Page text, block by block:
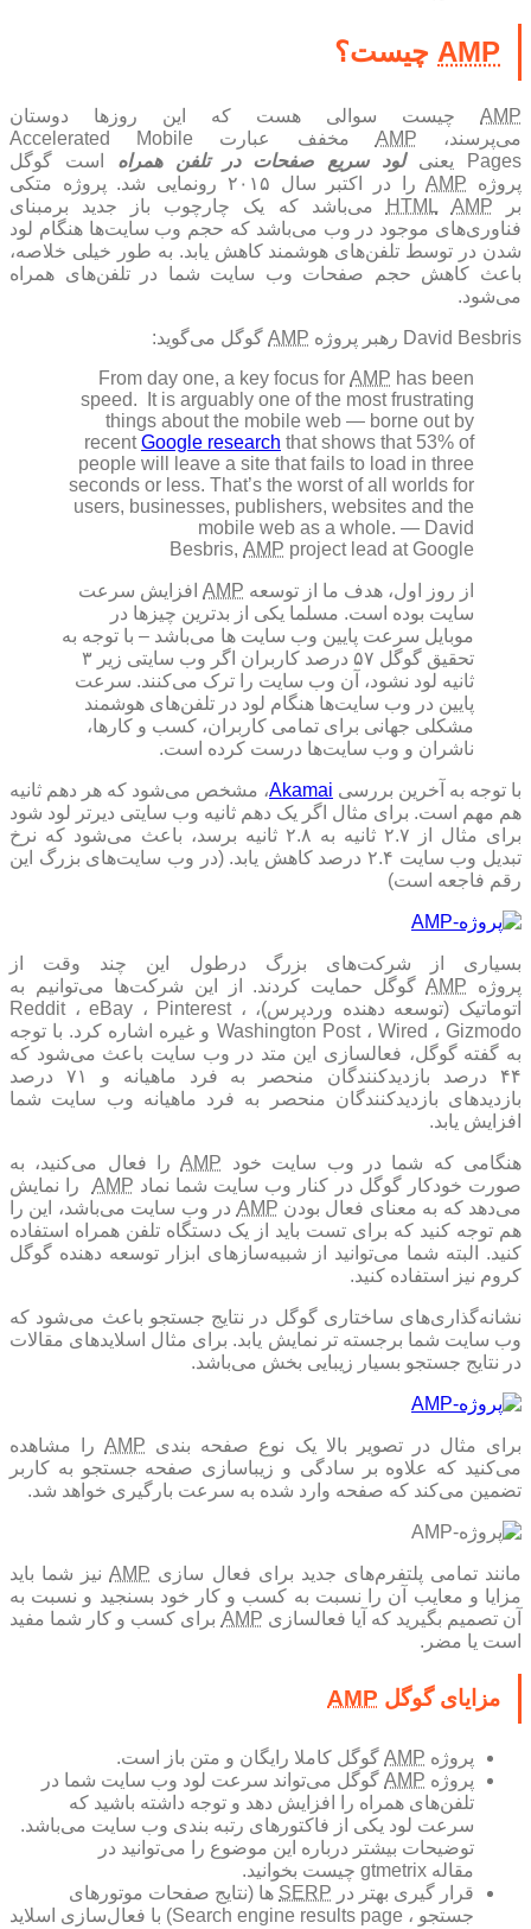
AMPچیست؟
AMPچیست سوالی هست که این روزها دوستان
می‌پرسند،
AMP
مخفف عبارت Accelerated Mobile
Pages یعنی
لود سریع صفحات در تلفن همراهاست گوگل
پروژه AMP
را در اکتبر سال ۲۰۱۵ رونمایی شد. پروژه متکی
بر
HTML AMP
می‌باشد که یک چارچوب باز جدید بر‌مبنای
فناوری‌های موجود در وب می‌باشد که حجم وب سایت‌ها هنگام لود
شدن در توسط تلفن‌های هوشمند کاهش یابد. به طور خیلی خلاصه،
باعث کاهش حجم صفحات وب سایت شما در تلفن‌های همراه
می‌شود.
David Besbris رهبر پروژه AMPگوگل می‌گوید:
From day one, a key focus forAMPhas been
speed. It is arguably one of the most frustrating
things about the mobile web — borne out by
recentGoogle researchthat shows that 53% of
people will leave a site that fails to load in three
seconds or less. That’s the worst of all worlds for
users, businesses, publishers, websites and the
mobile web as a whole. — David
Besbris,AMPproject lead at Google
از روز اول، هدف ما از توسعهAMPافزایش سرعت
سایت بوده است. مسلما یکی از بدترین چیز‌ها در
موبایل سرعت پایین وب سایت ها می‌باشد – با توجه به
ثانیه لود نشود، آن وب سایت را ترک می‌کنند. سرعت
پایین در وب سایت‌ها هنگام لود در تلفن‌های هوشمند
مشکلی جهانی برای تمامی کاربران، کسب و کار‌ها،
ناشران و وب سایت‌ها درست کرده است.
با توجه به آخرین بررسی Akamai، مشخص می‌شود که هر دهم ثانیه
هم مهم است. برای مثال اگر یک دهم ثانیه وب سایتی دیرتر لود شود
برای مثال از ۲.۷ ثانیه به ۲.۸ ثانیه برسد، باعث می‌شود که نرخ
تبدیل وب سایت ۲.۴ درصد کاهش یابد. (در وب سایت‌های بزرگ این
رقم فاجعه است)
بسیاری از شرکت‌های بزرگ درطول این چند وقت از
پروژه AMPگوگل حمایت کردند. از این شرکت‌ها می‌توانیم به
اتوماتیک (توسعه دهنده وردپرس)، Reddit ، eBay ، Pinterest ،
Washington Post ، Wired ، Gizmodo و غیره اشاره کرد. با توجه
به گفته گوگل، فعالسازی این متد در وب سایت باعث می‌شود که
۴۴ درصد بازدید‌کنندگان منحصر به فرد ماهیانه و ۷۱ درصد
بازدید‌های بازدیدکنندگان منحصر به فرد ماهیانه وب سایت شما
افزایش یابد.
هنگامی که شما در وب سایت خود AMPرا فعال می‌کنید، به
صورت خودکار گوگل در کنار وب سایت شما نمادAMPرا نمایش
می‌دهد که به معنای فعال بودنAMPدر وب سایت می‌باشد، این را
هم توجه کنید که برای تست باید از یک دستگاه تلفن همراه استفاده
کنید. البته شما می‌توانید از شبیه‌ساز‌های ابزار توسعه دهنده گوگل
کروم نیز استفاده کنید.
نشانه‌گذاری‌های ساختاری گوگل در نتایج جستجو باعث می‌شود که
وب سایت شما برجسته تر نمایش یابد. برای مثال اسلاید‌های مقالات
در نتایج جستجو بسیار زیبایی بخش می‌باشد.
برای مثال در تصویر بالا یک نوع صفحه بندی AMPرا مشاهده
می‌کنید که علاوه بر سادگی و زیبا‌سازی صفحه جستجو به کاربر
تضمین می‌کند که صفحه وارد شده به سرعت بارگیری خواهد شد.
مانند تمامی پلتفرم‌های جدید برای فعال سازیAMPنیز شما باید
مزایا و معایب آن را نسبت به کسب و کار خود بسنجید و نسبت به
آن تصمیم بگیرید که آیا فعالسازیAMPبرای کسب و کار شما مفید
است یا مضر.
مزایای گوگلAMP
پروژهAMPگوگل کاملا رایگان و متن باز است.
پروژهAMPگوگل می‌تواند سرعت لود وب سایت شما در
تلفن‌های همراه را افزایش دهد و توجه داشته باشید که
سرعت لود یکی از فاکتور‌های رتبه بندی وب سایت می‌باشد.
توضیحات بیشتر درباره این موضوع را می‌توانید در
مقاله gtmetrix چیست بخوانید.
قرار گیری بهتر در SERPها (نتایج صفحات موتور‌های
جستجو ، Search engine results page) با فعال‌سازی اسلاید